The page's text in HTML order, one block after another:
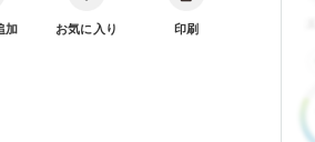
加 お気に入り 印刷